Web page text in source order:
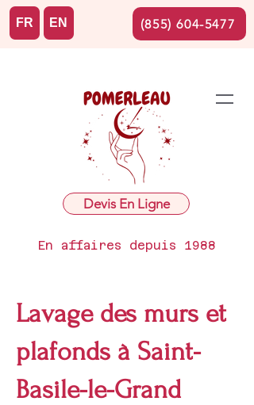
Devis En Ligne
En affaires depuis 1988
FR EN (855) 604-5477
Lavage des murs et
plafonds à Saint-
Basile-le-Grand